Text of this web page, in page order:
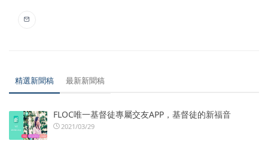
精選新聞稿 最新新聞稿
FLOC唯一基督徒專屬交友APP，基督徒的新福音
2021/03/29